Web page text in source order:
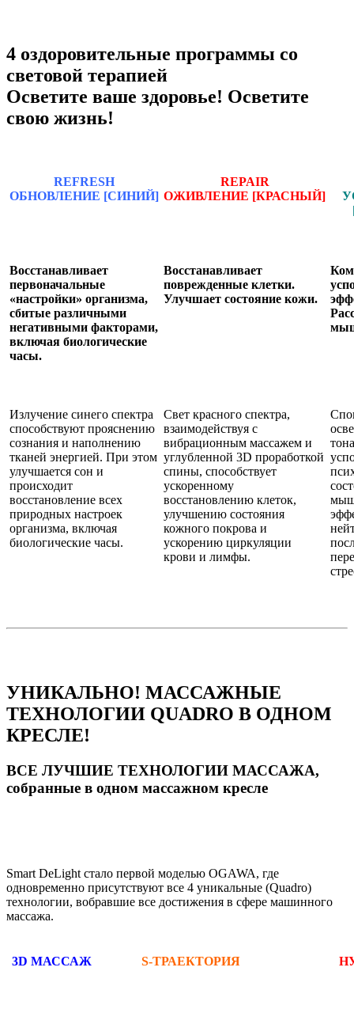
4 оздоровительные программы со
световой терапией
Осветите ваше здоровье! Осветите
свою жизнь!
REFRESH
ОБНОВЛЕНИЕ [СИНИЙ]
REPAIR
ОЖИВЛЕНИЕ [КРАСНЫЙ]
Восстанавливает
первоначальные
«настройки» организма,
сбитые различными
негативными факторами,
включая биологические
часы.
Восстанавливает
поврежденные клетки.
Улучшает состояние кожи.
Излучение синего спектра
способствуют прояснению
сознания и наполнению
тканей энергией. При этом
улучшается сон и
происходит
восстановление всех
природных настроек
организма, включая
биологические часы.
Свет красного спектра,
взаимодействуя с
вибрационным массажем и
углубленной 3D проработкой
спины, способствует
ускоренному
восстановлению клеток,
улучшению состояния
кожного покрова и
ускорению циркуляции
крови и лимфы.
УНИКАЛЬНО! МАССАЖНЫЕ
ТЕХНОЛОГИИ QUADRO В ОДНОМ
КРЕСЛЕ!
ВСЕ ЛУЧШИЕ ТЕХНОЛОГИИ МАССАЖА,
собранные в одном массажном кресле
Smart DeLight стало первой моделью OGAWA, где
одновременно присутствуют все 4 уникальные (Quadro)
технологии, вобравшие все достижения в сфере машинного
массажа.
3D МАССАЖ S-ТРАЕКТОРИЯ